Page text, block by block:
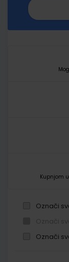
Kupnjom
Označi
Označi